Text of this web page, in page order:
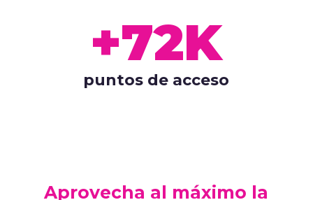
+72K
puntos de acceso
Aprovecha al máximo la